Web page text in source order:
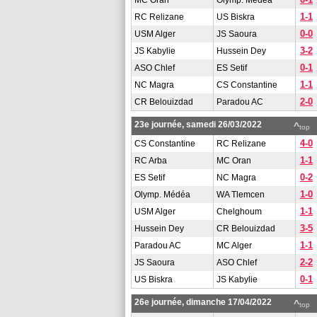
RC Relizane US Biskra 1-1
USM Alger JS Saoura 0-0
JS Kabylie Hussein Dey 3-2
ASO Chlef ES Setif 0-1
NC Magra CS Constantine 1-1
CR Belouizdad Paradou AC 2-0
^top
23e journée, samedi 26/03/2022
CS Constantine
RC Relizane 4-0
RC Arba MC Oran 1-1
ES Setif NC Magra 0-2
Olymp. Médéa WA Tlemcen 1-0
USM Alger Chelghoum 1-1
Hussein Dey CR Belouizdad 3-5
Paradou AC MC Alger 1-1
JS Saoura ASO Chlef 2-2
US Biskra JS Kabylie 0-1
^top
26e journée, dimanche 17/04/2022